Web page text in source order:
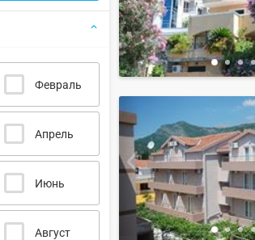
Февраль
Апрель
Июнь
Август